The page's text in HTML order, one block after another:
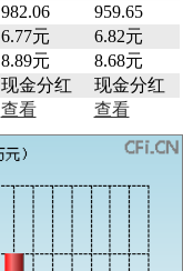
982.06
959.65
6.77元
6.82元
8.89元
8.68元
现金分红
现金分红
查看 查看